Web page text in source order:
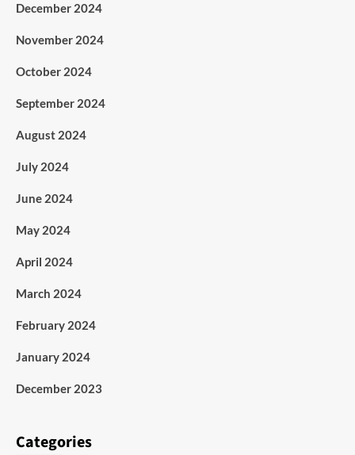
December 2024
November 2024
October 2024
September 2024
August 2024
July 2024
June 2024
May 2024
April 2024
March 2024
February 2024
January 2024
December 2023
Categories